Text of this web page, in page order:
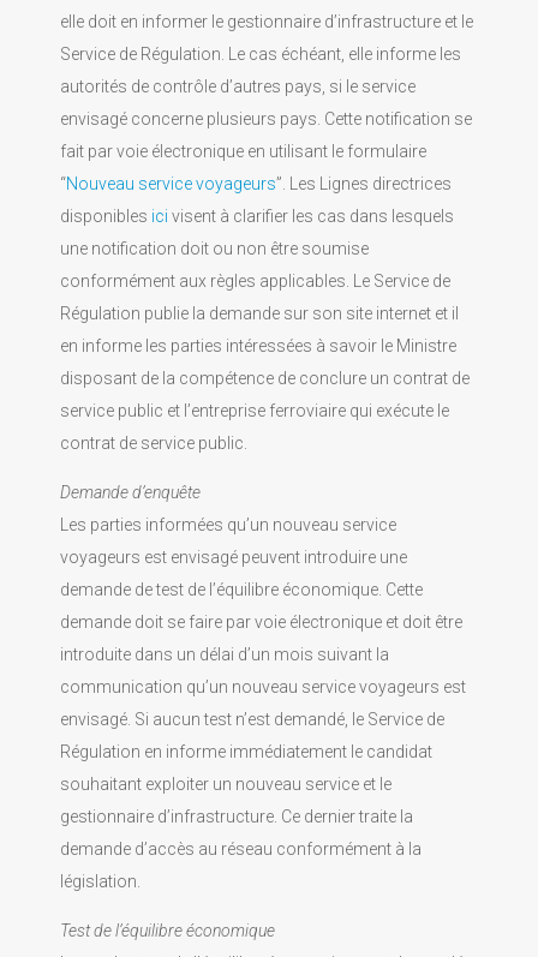
elle doit en informer le gestionnaire d’infrastructure et le
Service de Régulation. Le cas échéant, elle informe les
autorités de contrôle d’autres pays, si le service
envisagé concerne plusieurs pays. Cette notification se
fait par voie électronique en utilisant le formulaire
“Nouveau service voyageurs”. Les Lignes directrices
disponibles ici visent à clarifier les cas dans lesquels
une notification doit ou non être soumise
conformément aux règles applicables. Le Service de
Régulation publie la demande sur son site internet et il
en informe les parties intéressées à savoir le Ministre
disposant de la compétence de conclure un contrat de
service public et l’entreprise ferroviaire qui exécute le
contrat de service public.
Demande d’enquête
Les parties informées qu’un nouveau service
voyageurs est envisagé peuvent introduire une
demande de test de l’équilibre économique. Cette
demande doit se faire par voie électronique et doit être
introduite dans un délai d’un mois suivant la
communication qu’un nouveau service voyageurs est
envisagé. Si aucun test n’est demandé, le Service de
Régulation en informe immédiatement le candidat
souhaitant exploiter un nouveau service et le
gestionnaire d’infrastructure. Ce dernier traite la
demande d’accès au réseau conformément à la
législation.
Test de l’équilibre économique